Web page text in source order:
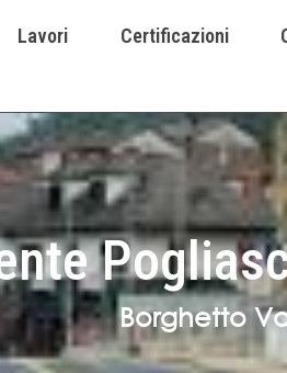
Lavori Certificazioni
Borghetto